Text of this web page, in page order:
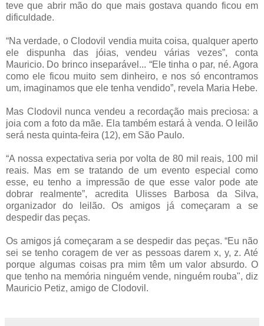
teve que abrir mão do que mais gostava quando ficou em
dificuldade.
“Na verdade, o Clodovil vendia muita coisa, qualquer aperto
ele dispunha das jóias, vendeu várias vezes”, conta
Mauricio. Do brinco inseparável... “Ele tinha o par, né. Agora
como ele ficou muito sem dinheiro, e nos só encontramos
um, imaginamos que ele tenha vendido”, revela Maria Hebe.
Mas Clodovil nunca vendeu a recordação mais preciosa: a
joia com a foto da mãe. Ela também estará à venda. O leilão
será nesta quinta-feira (12), em São Paulo.
“A nossa expectativa seria por volta de 80 mil reais, 100 mil
reais. Mas em se tratando de um evento especial como
esse, eu tenho a impressão de que esse valor pode ate
dobrar realmente”, acredita Ulisses Barbosa da Silva,
organizador do leilão. Os amigos já começaram a se
despedir das peças.
Os amigos já começaram a se despedir das peças. “Eu não
sei se tenho coragem de ver as pessoas darem x, y, z. Até
porque algumas coisas pra mim têm um valor absurdo. O
que tenho na memória ninguém vende, ninguém rouba", diz
Mauricio Petiz, amigo de Clodovil.